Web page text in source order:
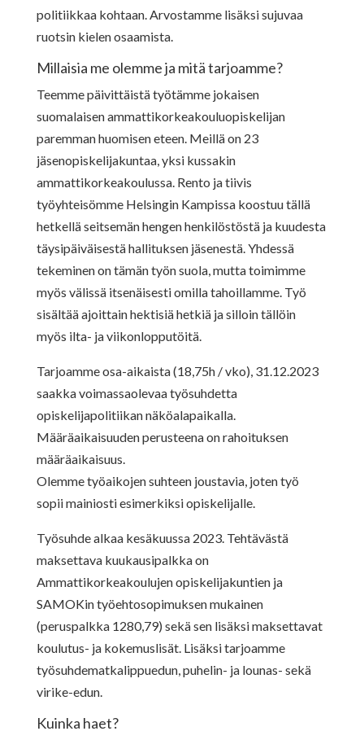
politiikkaa kohtaan. Arvostamme lisäksi sujuvaa
ruotsin kielen osaamista.
Millaisia me olemme ja mitä tarjoamme?
Teemme päivittäistä työtämme jokaisen
suomalaisen ammattikorkeakouluopiskelijan
paremman huomisen eteen. Meillä on 23
jäsenopiskelijakuntaa, yksi kussakin
ammattikorkeakoulussa. Rento ja tiivis
työyhteisömme Helsingin Kampissa koostuu tällä
hetkellä seitsemän hengen henkilöstöstä ja kuudesta
täysipäiväisestä hallituksen jäsenestä. Yhdessä
tekeminen on tämän työn suola, mutta toimimme
myös välissä itsenäisesti omilla tahoillamme. Työ
sisältää ajoittain hektisiä hetkiä ja silloin tällöin
myös ilta- ja viikonlopputöitä.
Tarjoamme osa-aikaista (18,75h / vko), 31.12.2023
saakka voimassaolevaa työsuhdetta
opiskelijapolitiikan näköalapaikalla.
Määräaikaisuuden perusteena on rahoituksen
määräaikaisuus.
Olemme työaikojen suhteen joustavia, joten työ
sopii mainiosti esimerkiksi opiskelijalle.
Työsuhde alkaa kesäkuussa 2023. Tehtävästä
maksettava kuukausipalkka on
Ammattikorkeakoulujen opiskelijakuntien ja
SAMOKin työehtosopimuksen mukainen
(peruspalkka 1280,79) sekä sen lisäksi maksettavat
koulutus- ja kokemuslisät. Lisäksi tarjoamme
työsuhdematkalippuedun, puhelin- ja lounas- sekä
virike-edun.
Kuinka haet?